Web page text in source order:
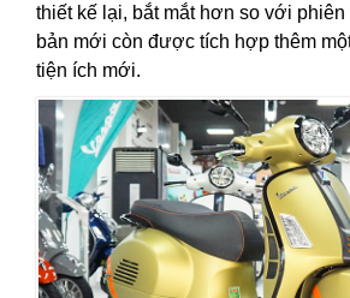
thiết kế lại, bắt mắt hơn so với phiên
bản mới còn được tích hợp thêm
tiện ích mới.